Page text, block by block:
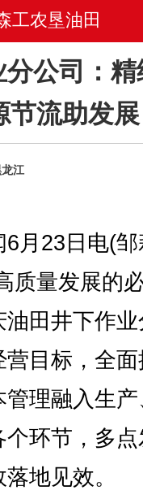
工农垦油田
公司：
节流助发展
江
23日电(邹
质量发展的
田井下作
目标，全
理融入生
环节，多
地见效。